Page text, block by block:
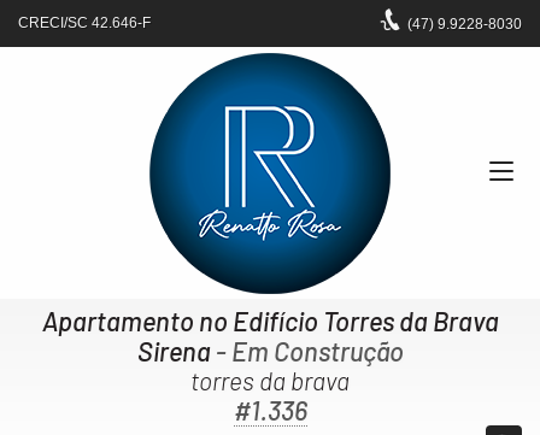
CRECI/SC 42.646-F (47) 9.9228-8030
Apartamento no Edifício Torres da Brava
Sirena- Em Construção
torres da brava
#1.336